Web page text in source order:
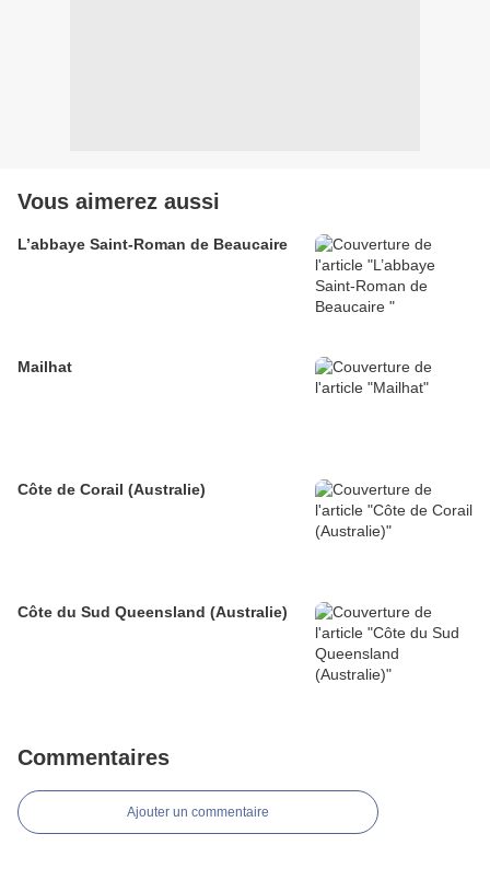
Vous aimerez aussi
L’abbaye Saint-Roman de Beaucaire
Mailhat
Côte de Corail (Australie)
Côte du Sud Queensland (Australie)
Commentaires
Ajouter un commentaire